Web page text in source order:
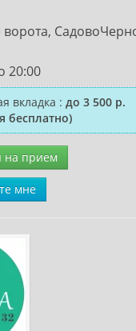
20:00
вкладка : до 3 500 р.
бесплатно)
на прием
мне